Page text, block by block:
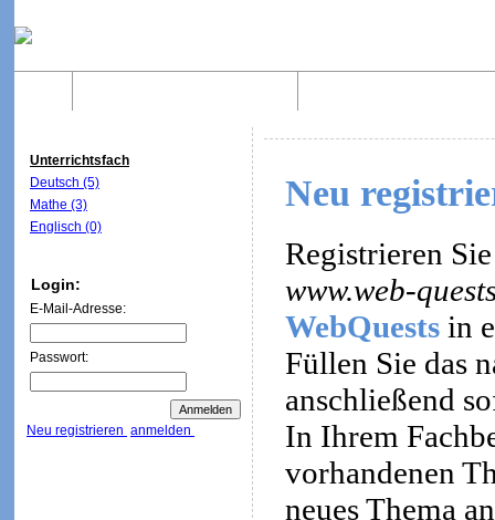
Unterrichtsfach
Deutsch (5)
Mathe (3)
Englisch (0)
Login:
E-Mail-Adresse:
Passwort:
Neu registrieren anmelden
Neu
Registrieren
www.web-
WebQuestsin
Füllen Sie das
anschließend
In Ihrem
vorhandenen
neues Thema